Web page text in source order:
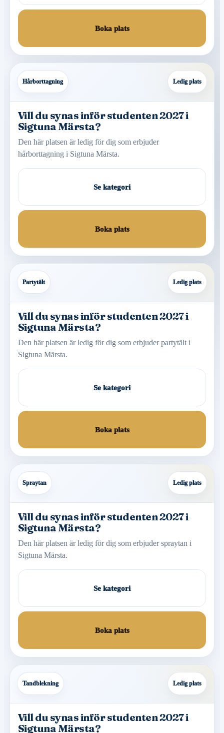
Boka plats
Hårborttagning Ledig plats
Vill du synas inför studenten 2027 i
Sigtuna Märsta?
Den här platsen är ledig för dig som erbjuder
hårborttagning i Sigtuna Märsta.
Se kategori
Boka plats
Partytält Ledig plats
Vill du synas inför studenten 2027 i
Sigtuna Märsta?
Den här platsen är ledig för dig som erbjuder partytält i
Sigtuna Märsta.
Se kategori
Boka plats
Spraytan Ledig plats
Vill du synas inför studenten 2027 i
Sigtuna Märsta?
Den här platsen är ledig för dig som erbjuder spraytan i
Sigtuna Märsta.
Se kategori
Boka plats
Tandblekning Ledig plats
Vill du synas inför studenten 2027 i
Sigtuna Märsta?